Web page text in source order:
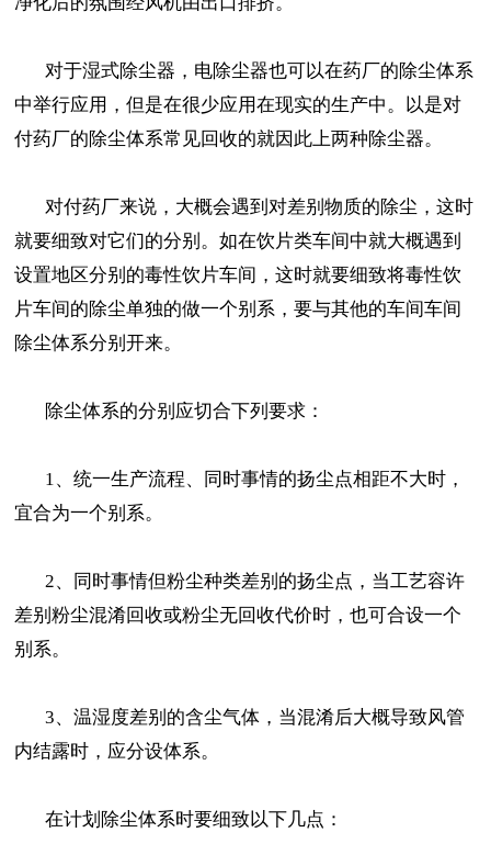
对于湿式除尘器，电除尘器也可以在药厂的除尘体系
中举行应用，但是在很少应用在现实的生产中。以是对
付药厂的除尘体系常见回收的就因此上两种除尘器。
对付药厂来说，大概会遇到对差别物质的除尘，这时
就要细致对它们的分别。如在饮片类车间中就大概遇到
设置地区分别的毒性饮片车间，这时就要细致将毒性饮
片车间的除尘单独的做一个别系，要与其他的车间车间
除尘体系分别开来。
除尘体系的分别应切合下列要求：
1、统一生产流程、同时事情的扬尘点相距不大时，
宜合为一个别系。
2、同时事情但粉尘种类差别的扬尘点，当工艺容许
差别粉尘混淆回收或粉尘无回收代价时，也可合设一个
别系。
3、温湿度差别的含尘气体，当混淆后大概导致风管
内结露时，应分设体系。
在计划除尘体系时要细致以下几点：